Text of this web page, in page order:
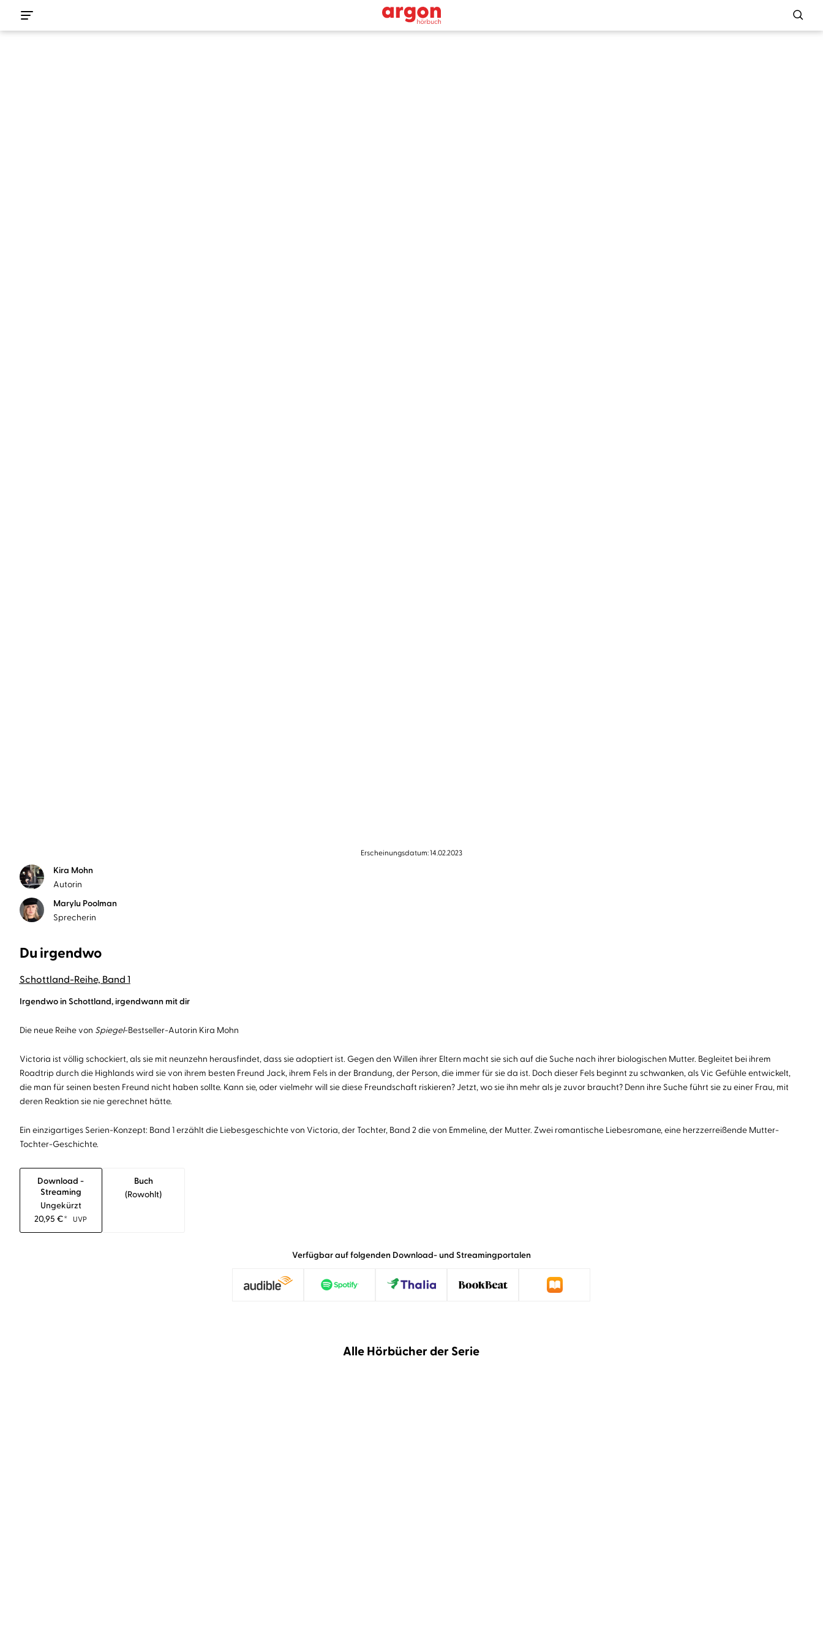
Erscheinungsdatum: 14.02.2023
Kira Mohn
Autorin
Marylu Poolman
Sprecherin
Du irgendwo
Schottland-Reihe, Band 1
Irgendwo in Schottland, irgendwann mit dir
Die neue Reihe von Spiegel-Bestseller-Autorin Kira Mohn
Victoria ist völlig schockiert, als sie mit neunzehn herausfindet, dass sie adoptiert ist. Gegen den Willen ihrer Eltern macht sie sich auf die Suche nach ihrer biologischen Mutter. Begleitet bei ihrem
Roadtrip durch die Highlands wird sie von ihrem besten Freund Jack, ihrem Fels in der Brandung, der Person, die immer für sie da ist. Doch dieser Fels beginnt zu schwanken, als Vic Gefühle entwickelt,
die man für seinen besten Freund nicht haben sollte. Kann sie, oder vielmehr will sie diese Freundschaft riskieren? Jetzt, wo sie ihn mehr als je zuvor braucht? Denn ihre Suche führt sie zu einer Frau, mit
deren Reaktion sie nie gerechnet hätte.
Ein einzigartiges Serien-Konzept: Band 1 erzählt die Liebesgeschichte von Victoria, der Tochter, Band 2 die von Emmeline, der Mutter. Zwei romantische Liebesromane, eine herzzerreißende Mutter-
Tochter-Geschichte.
Download -
Streaming
Ungekürzt
20,95€* UVP
Buch
(rowohlt)
Verfügbar auf folgenden Download- und Streamingportalen
Alle Hörbücher der Serie